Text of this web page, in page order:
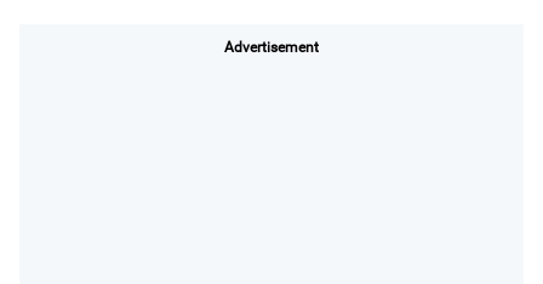
Advertisement